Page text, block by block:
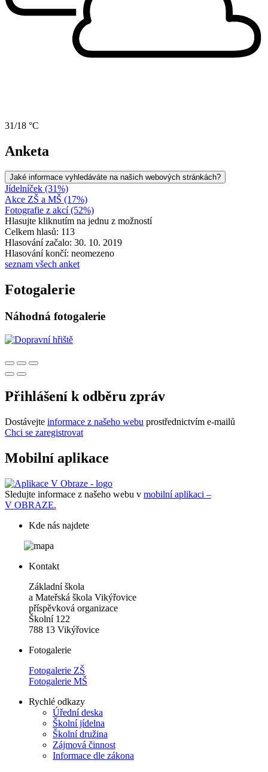
31/18 °C
Anketa
Jaké informace vyhledáváte na našich webových stránkách?
Jídelníček (31%)
Akce ZŠ a MŠ (17%)
Fotografie z akcí (52%)
Hlasujte kliknutím na jednu z možností
Celkem hlasů: 113
Hlasování začalo: 30. 10. 2019
Hlasování končí: neomezeno
seznam všech anket
Fotogalerie
Náhodná fotogalerie
Přihlášení k odběru zpráv
Dostávejte informace z našeho webu prostřednictvím e-mailů
Chci se zaregistrovat
Mobilní aplikace
Sledujte informace z našeho webu v mobilní aplikaci –
V OBRAZE.
Kde nás najdete
Kontakt
Základní škola
a Mateřská škola Vikýřovice
příspěvková organizace
Školní 122
788 13 Vikýřovice
Fotogalerie
Fotogalerie ZŠ
Fotogalerie MŠ
Rychlé odkazy
Úřední deska
Školní jídelna
Školní družina
Zájmová činnost
Informace dle zákona